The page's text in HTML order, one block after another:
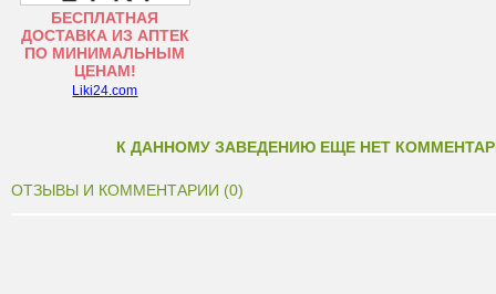
БЕСПЛАТНАЯ
ДОСТАВКА ИЗ АПТЕК
ПО МИНИМАЛЬНЫМ
ЦЕНАМ!
Liki24.com
К ДАННОМУ ЗАВЕДЕНИЮ ЕЩЕ НЕТ
ОТЗЫВЫ И КОММЕНТАРИИ (0)